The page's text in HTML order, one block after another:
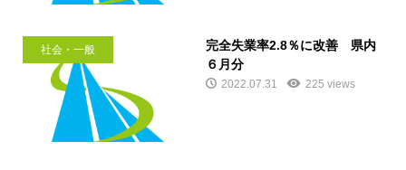
社会・一般
完全失業率2.8％に改善 県内
６月分
2022.07.31 225 views